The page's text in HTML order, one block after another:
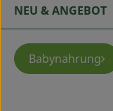
NEU & ANGEBOT
Babynahrung